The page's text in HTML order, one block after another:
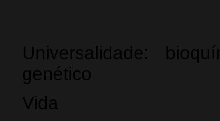
Universalidade:
genético
Vida